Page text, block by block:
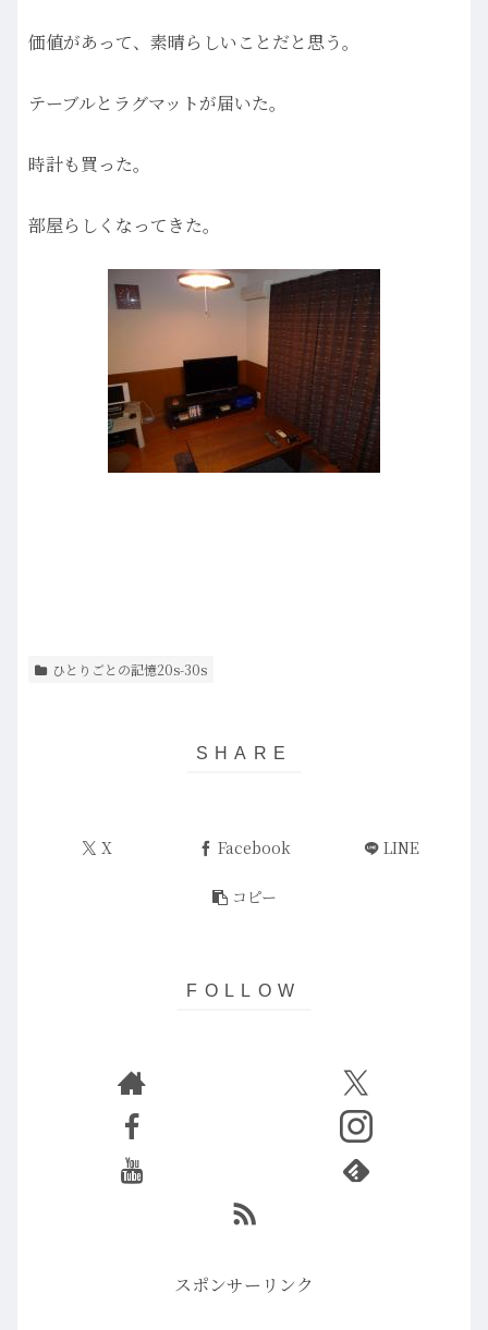
価値があって、素晴らしいことだと思う。
テーブルとラグマットが届いた。
時計も買った。
部屋らしくなってきた。
ひとりごとの記憶20s-30s
X Facebook LINE
コピー
スポンサーリンク